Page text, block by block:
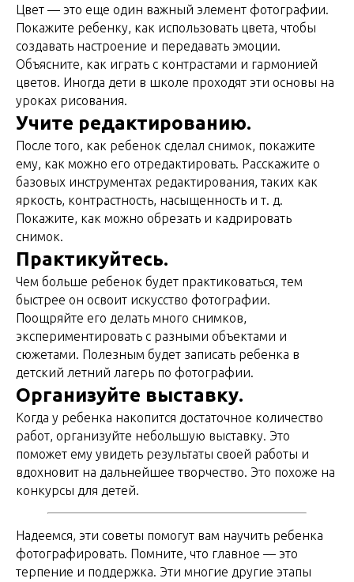
Цвет — это еще один важный элемент фотографии.
Покажите ребенку, как использовать цвета, чтобы
создавать настроение и передавать эмоции.
Объясните, как играть с контрастами и гармонией
цветов. Иногда дети в школе проходят эти основы на
уроках рисования.
Учите редактированию.
После того, как ребенок сделал снимок, покажите
ему, как можно его отредактировать. Расскажите о
базовых инструментах редактирования, таких как
яркость, контрастность, насыщенность и т. д.
Покажите, как можно обрезать и кадрировать
снимок.
Практикуйтесь.
Чем больше ребенок будет практиковаться, тем
быстрее он освоит искусство фотографии.
Поощряйте его делать много снимков,
экспериментировать с разными объектами и
сюжетами. Полезным будет записать ребенка в
детский летний лагерь по фотографии.
Организуйте выставку.
Когда у ребенка накопится достаточное количество
работ, организуйте небольшую выставку. Это
поможет ему увидеть результаты своей работы и
вдохновит на дальнейшее творчество. Это похоже на
конкурсы для детей.
Надеемся, эти советы помогут вам научить ребенка
фотографировать. Помните, что главное — это
терпение и поддержка. Эти многие другие этапы